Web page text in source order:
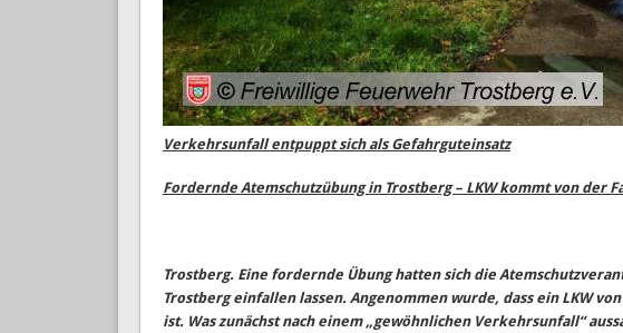
Verkehrsunfall entpuppt sich als Gefahrguteinsatz
Fordernde Atemschutzübung in Trostberg – LKW kommt von der
Trostberg. Eine fordernde Übung hatten sich die
Trostberg einfallen lassen. Angenommen wurde, dass ein LKW
ist. Was zunächst nach einem „gewöhnlichen Verkehrsunfall“